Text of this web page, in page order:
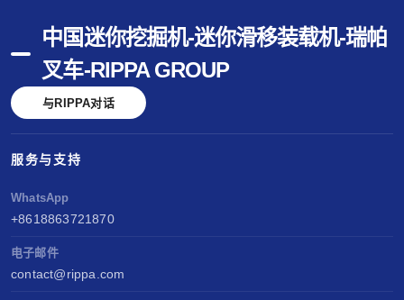
中国迷你挖掘机-迷你滑移装载机-瑞帕
叉车-RIPPA GROUP
与RIPPA对话
服务与支持
WhatsApp
+8618863721870
电子邮件
contact@rippa.com